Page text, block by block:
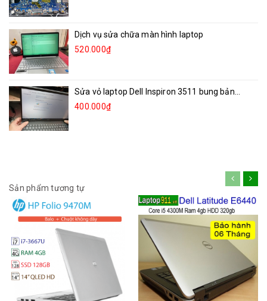
Dịch vụ sửa chữa màn hình laptop
520.000₫
Sửa vỏ laptop Dell Inspiron 3511 bung bản...
400.000₫
Sản phẩm tương tự